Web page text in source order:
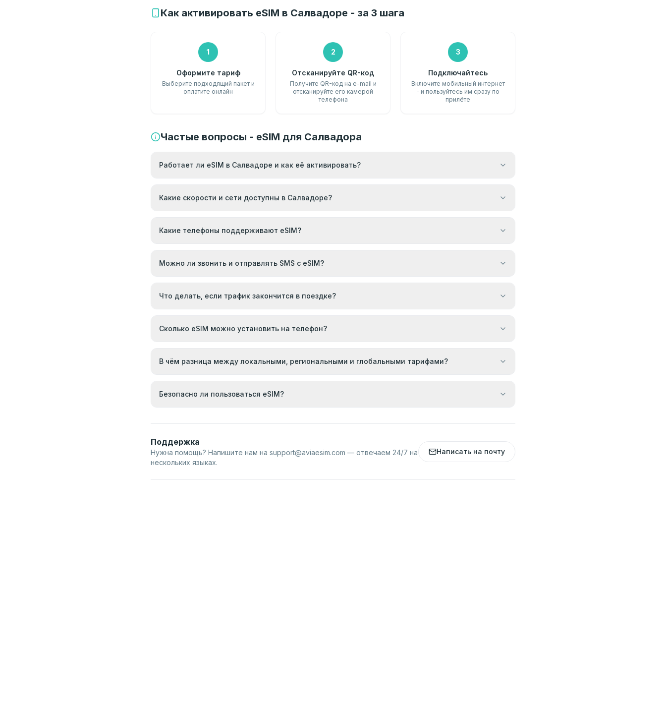
Как активировать eSIM в Салвадоре - за 3 шага
1
Оформите тариф
Выберите подходящий пакет и
оплатите онлайн
2
Отсканируйте QR-код
Получите QR-код на e-mail и
отсканируйте его камерой
телефона
3
Подключайтесь
Включите мобильный интернет
- и пользуйтесь им сразу по
прилёте
Частые вопросы - eSIM для Салвадора
Работает ли eSIM в Салвадоре и как её активировать?
Какие скорости и сети доступны в Салвадоре?
Какие телефоны поддерживают eSIM?
Можно ли звонить и отправлять SMS с eSIM?
Что делать, если трафик закончится в поездке?
Сколько eSIM можно установить на телефон?
В чём разница между локальными, региональными и глобальными тарифами?
Безопасно ли пользоваться eSIM?
Поддержка
Нужна помощь? Напишите нам на support@aviaesim.com — отвечаем 24/7 на
нескольких языках.
Написать на почту